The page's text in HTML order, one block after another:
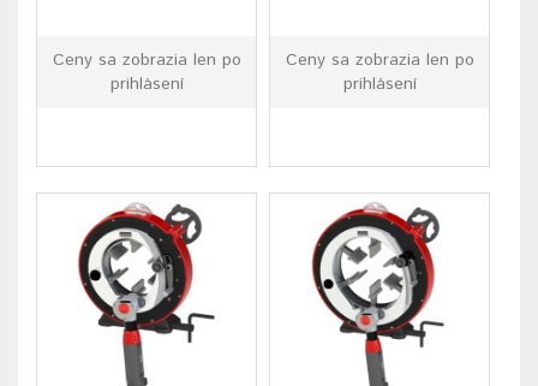
Ceny sa zobrazia len po
prihlásení
Ceny sa zobrazia len po
prihlásení